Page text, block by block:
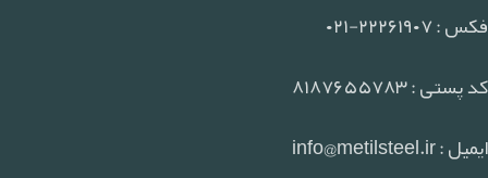
فکس : ۲۲۲۶۱۹۰۷-۰۲۱
کد پستی : ۸۱۸۷۶۵۵۷۸۳
ایمیل : info@metilsteel.ir